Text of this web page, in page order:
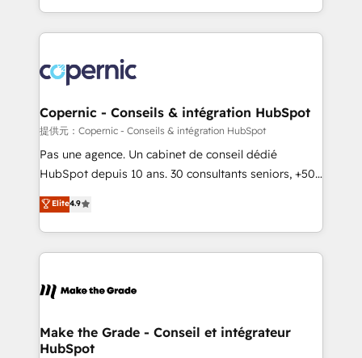
buyers • Use AI to scale smarter Our coaching-led
lasts. So if you're ready to become the most trusted
voice in your market, let’s talk.
HubSpot into a genuine growth engine. Named
HubSpot's Global Partner of the Year in 2024,
worldwide, and with over 15 years in the ecosystem,
Huble has built a track record that speaks for itself.
One company, one operating model, delivering
across offices and consulting teams in the UK, USA,
Canada, Germany, France, Belgium, Singapore, and
South Africa. Certified compliant with ISO/IEC
international offices and 175+ employees.
Copernic - Conseils & intégration HubSpot
提供元：Copernic - Conseils & intégration HubSpot
Pas une agence. Un cabinet de conseil dédié
HubSpot depuis 10 ans. 30 consultants seniors, +500
clients, un ROI mesurable. Notre mission : faire de
HubSpot un vrai levier de performance pour votre
organisation. Cela passe par la compréhension de
vos processus, la fiabilisation de vos données et
la plateforme. Nos domaines d'intervention : -
& reprise de données - Stratégie RevOps &
alignement Marketing / Sales - Data, reporting &
Elite4.9
Make the Grade - Conseil et intégrateur
HubSpot